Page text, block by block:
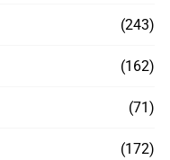
(243)
(162)
(71)
(172)